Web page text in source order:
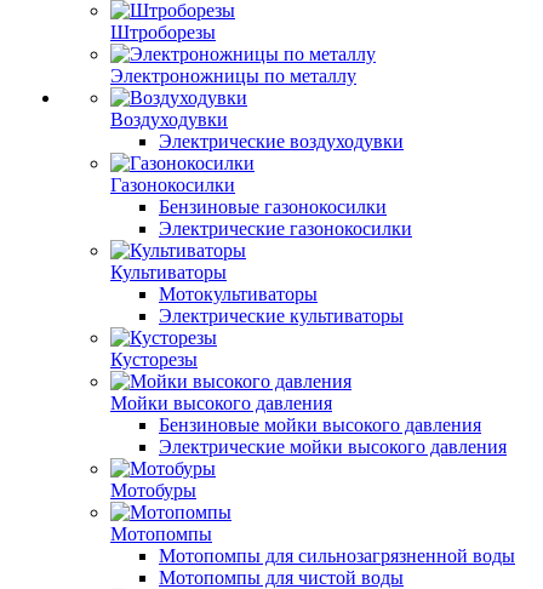
Штроборезы
Электроножницы по металлу
Воздуходувки
Электрические воздуходувки
Газонокосилки
Бензиновые газонокосилки
Электрические газонокосилки
Культиваторы
Мотокультиваторы
Электрические культиваторы
Кусторезы
Мойки высокого давления
Бензиновые мойки высокого давления
Электрические мойки высокого давления
Мотобуры
Мотопомпы
Мотопомпы для сильнозагрязненной воды
Мотопомпы для чистой воды